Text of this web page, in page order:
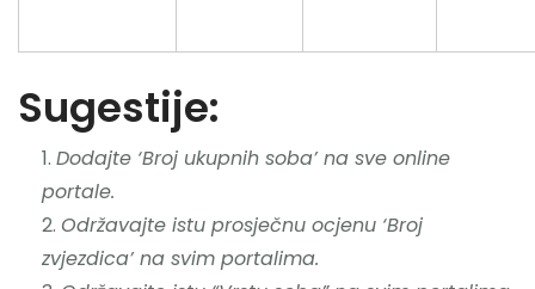
Sugestije:
Dodajte ‘Broj ukupnih soba’ na sve online
portale.
Održavajte istu prosječnu ocjenu ‘Broj
zvjezdica’ na svim portalima.